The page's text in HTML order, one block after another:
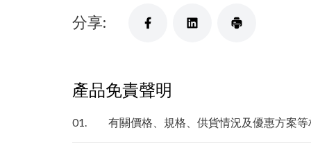
分享:
產品免責聲明
01. 有關價格、規格、供貨情況及優惠方案